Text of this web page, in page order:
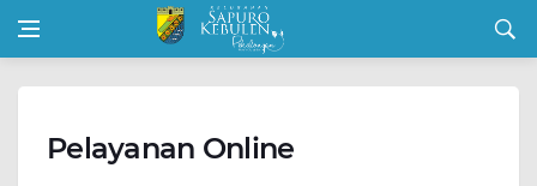
Pelayanan Online